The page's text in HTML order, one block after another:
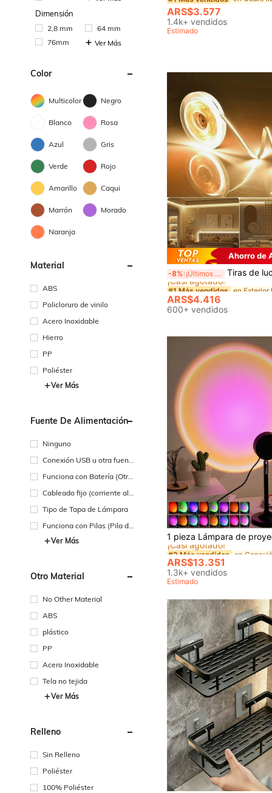
Dimensión
2,8 mm
64 mm
76mm
Ver Más
Color
Multicolor Negro
Blanco Rosa
Azul Gris
Verde Rojo
Amarillo Caqui
Marrón Morado
Naranja
Material
ABS
Policloruro de vinilo
Acero Inoxidable
Hierro
PP
Poliéster
Ver Más
Fuente De Alimentación
Ninguno
Conexión USB u otra fuent
Funciona con Batería (Otra
Cableado fijo (corriente alt
Tipo de Tapa de Lámpara
Funciona con Pilas (Pila de
Botón/Pila de Moneda)
Ver Más
Otro Material
No Other Material
ABS
plástico
PP
Acero Inoxidable
Tela no tejida
Ver Más
Relleno
Sin Relleno
Poliéster
100% Poliéster
ARS$3.577
1.4k+ vendidos
Estimado
Ahorro de
-8% ¡Últimos 3 días Tiras de luces LED de alta luminosidad, barra de luz LED flexible, alimentada por USB, luces de decoración para fondo de TV, fácil
#1 Más vendidos
¡Casi agotado!
#1 Más vendidos
¡Casi agotado!
#1 Más vendidos
¡Casi agotado!
#1 Más vendidos
¡Casi agotado!
ARS$4.416
600+ vendidos
#2 Más vendidos
¡Casi agotado!
#2 Más vendidos
¡Casi agotado!
#2 Más vendidos
¡Casi agotado!
#2 Más vendidos
¡Casi agotado!
ARS$13.351
1.3k+ vendidos
Estimado